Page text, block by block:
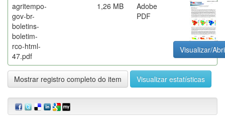
agritempo-
gov-br-
boletins-
boletim-
rco-html-
47.pdf
1,26 MB
Adobe
PDF
Visualizar/
Mostrar registro completo do item Visualizar estatísticas